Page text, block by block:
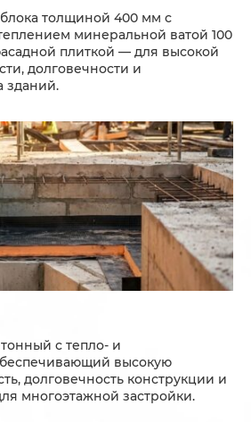
толщиной 400 мм с
минеральной ватой 100
плиткой — для высокой
долговечности и
зданий.
с тепло- и
высокую
долговечность конструкции и
многоэтажной застройки.